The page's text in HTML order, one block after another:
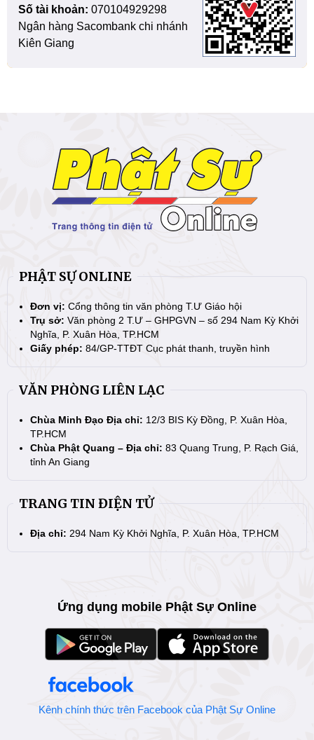
Số tài khoản: 070104929298
Ngân hàng Sacombank chi nhánh
Kiên Giang
PHẬT SỰ ONLINE
Đơn vị: Cổng thông tin văn phòng T.Ư Giáo hội
Trụ sở: Văn phòng 2 T.Ư – GHPGVN – số 294 Nam Kỳ Khởi
Nghĩa, P. Xuân Hòa, TP.HCM
Giấy phép: 84/GP-TTĐT Cục phát thanh, truyền hình
VĂN PHÒNG LIÊN LẠC
Chùa Minh Đạo Địa chỉ: 12/3 BIS Kỳ Đồng, P. Xuân Hòa,
TP.HCM
Chùa Phật Quang – Địa chỉ: 83 Quang Trung, P. Rạch Giá,
tỉnh An Giang
TRANG TIN ĐIỆN TỬ
Địa chỉ: 294 Nam Kỳ Khởi Nghĩa, P. Xuân Hòa, TP.HCM
Ứng dụng mobile Phật Sự Online
Kênh chính thức trên Facebook của Phật Sự Online